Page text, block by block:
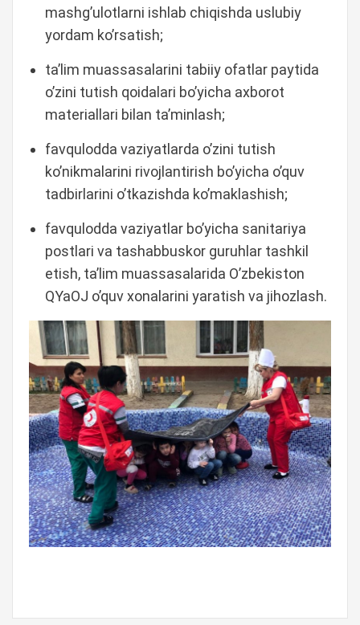
mashg’ulotlarni ishlab chiqishda uslubiy
yordam ko’rsatish;
ta’lim muassasalarini tabiiy ofatlar paytida
o’zini tutish qoidalari bo’yicha axborot
materiallari bilan ta’minlash;
favqulodda vaziyatlarda o’zini tutish
ko’nikmalarini rivojlantirish bo’yicha o’quv
tadbirlarini o’tkazishda ko’maklashish;
favqulodda vaziyatlar bo’yicha sanitariya
postlari va tashabbuskor guruhlar tashkil
etish, ta’lim muassasalarida O’zbekiston
QYaOJ o’quv xonalarini yaratish va jihozlash.